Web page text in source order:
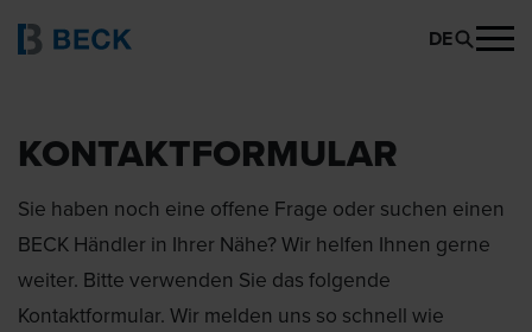
DE
KONTAKTFORMULAR
Sie haben noch eine offene Frage oder suchen einen
BECK Händler in Ihrer Nähe? Wir helfen Ihnen gerne
weiter. Bitte verwenden Sie das folgende
Kontaktformular. Wir melden uns so schnell wie